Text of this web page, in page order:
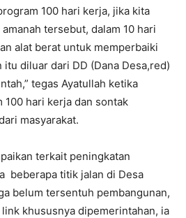
100 hari kerja, jika kita
tersebut, dalam 10 hari
alat berat untuk memperbaiki
diluar dari DD (Dana Desa,red)
tegas Ayatullah ketika
hari kerja dan sontak
masyarakat.
terkait peningkatan
beberapa titik jalan di Desa
belum tersentuh pembangunan,
khususnya dipemerintahan, ia